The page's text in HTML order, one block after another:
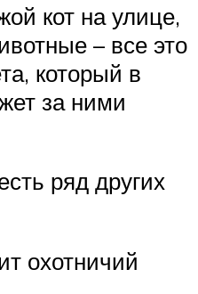
кот на улице,
– все это
который в
за ними
ряд других
охотничий